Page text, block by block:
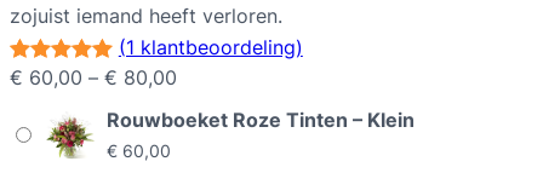
zojuist iemand heeft verloren.
Waardering
gebaseerd
1
(1 klantbeoordeling)
€ 60,00 – € 80,00
Rouwboeket Roze Tinten – Klein
€ 60,00